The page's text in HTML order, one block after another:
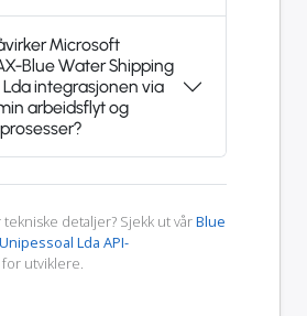
Microsoft
Blue Water Shipping
via
arbeidsflyt og
detaljer? Sjekk ut vårBlue
Lda API-
for utviklere.